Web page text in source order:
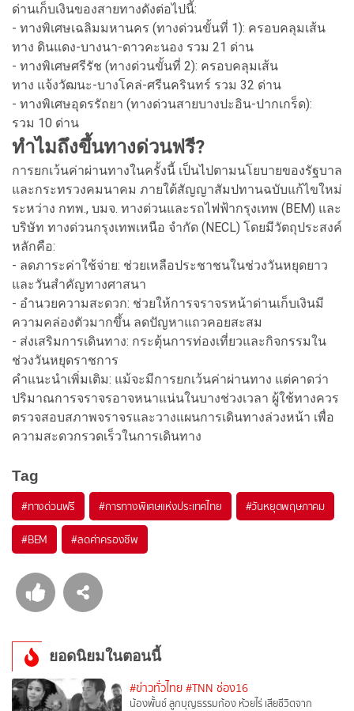
ด่านเก็บเงินของสายทางดังต่อไปนี้:
- ทางพิเศษเฉลิมมหานคร (ทางด่วนขั้นที่ 1): ครอบคลุมเส้น
ทาง ดินแดง-บางนา-ดาวคะนอง รวม 21 ด่าน
- ทางพิเศษศรีรัช (ทางด่วนขั้นที่ 2): ครอบคลุมเส้น
ทาง แจ้งวัฒนะ-บางโคล่-ศรีนครินทร์ รวม 32 ด่าน
- ทางพิเศษอุดรรัถยา (ทางด่วนสายบางปะอิน-ปากเกร็ด):
รวม 10 ด่าน
ทำไมถึงขึ้นทางด่วนฟรี?
การยกเว้นค่าผ่านทางในครั้งนี้ เป็นไปตามนโยบายของรัฐบาล
และกระทรวงคมนาคม ภายใต้สัญญาสัมปทานฉบับแก้ไขใหม่
ระหว่าง กทพ., บมจ. ทางด่วนและรถไฟฟ้ากรุงเทพ (BEM) และ
บริษัท ทางด่วนกรุงเทพเหนือ จำกัด (NECL) โดยมีวัตถุประสงค์
หลักคือ:
- ลดภาระค่าใช้จ่าย: ช่วยเหลือประชาชนในช่วงวันหยุดยาว
และวันสำคัญทางศาสนา
- อำนวยความสะดวก: ช่วยให้การจราจรหน้าด่านเก็บเงินมี
ความคล่องตัวมากขึ้น ลดปัญหาแถวคอยสะสม
- ส่งเสริมการเดินทาง: กระตุ้นการท่องเที่ยวและกิจกรรมใน
ช่วงวันหยุดราชการ
คำแนะนำเพิ่มเติม: แม้จะมีการยกเว้นค่าผ่านทาง แต่คาดว่า
ปริมาณการจราจรอาจหนาแน่นในบางช่วงเวลา ผู้ใช้ทางควร
ตรวจสอบสภาพจราจรและวางแผนการเดินทางล่วงหน้า เพื่อ
ความสะดวกรวดเร็วในการเดินทาง
Tag
#ทางด่วนฟรี #การทางพิเศษแห่งประเทศไทย #วันหยุดพฤษภาคม
#BEM #ลดค่าครองชีพ
ยอดนิยมในตอนนี้
#ข่าวทั่วไทย #TNN ช่อง16
น้องพั้นช์ ลูกบุญธรรมก้อง ห้วยไร่ เสียชีวิตจาก